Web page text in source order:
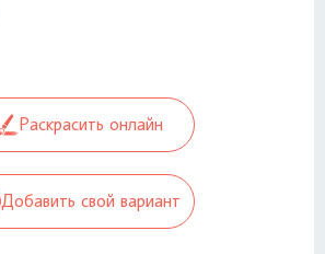
Раскрасить онлайн
Добавить свой вариант